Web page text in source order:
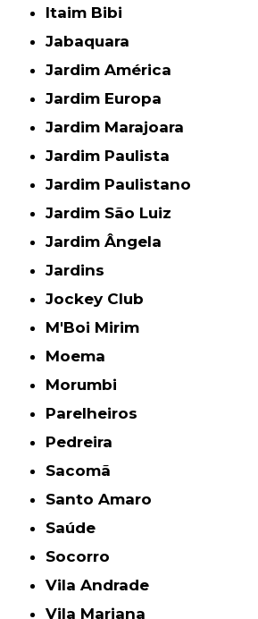
Itaim Bibi
Jabaquara
Jardim América
Jardim Europa
Jardim Marajoara
Jardim Paulista
Jardim Paulistano
Jardim São Luiz
Jardim Ângela
Jardins
Jockey Club
M'Boi Mirim
Moema
Morumbi
Parelheiros
Pedreira
Sacomã
Santo Amaro
Saúde
Socorro
Vila Andrade
Vila Mariana